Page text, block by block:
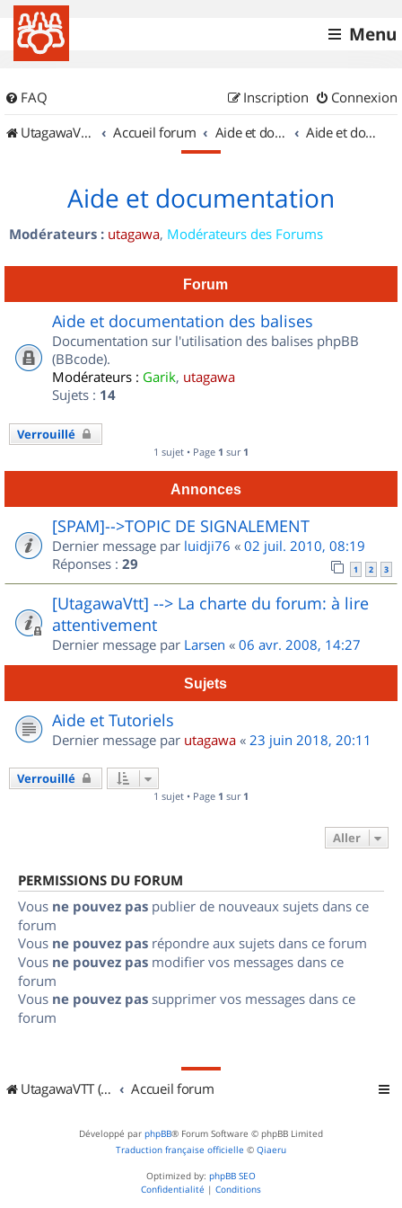
Menu
FAQ Connexion
Inscription
UtagawaVTT (Randos VTT et VTTAE avec traces GPS)
Accueil forum Aide et documentation Aide et documentation
Aide et documentation
Modérateurs : utagawa, Modérateurs des Forums
Forum
Aide et documentation des balises
Documentation sur l'utilisation des balises phpBB
(BBcode).
Modérateurs : Garik, utagawa
Sujets : 14
Verrouillé
1 sujet • Page 1 sur 1
Annonces
[SPAM]-->TOPIC DE SIGNALEMENT
Dernier message par luidji76 « 02 juil. 2010, 08:19
Réponses : 29 1 2 3
[UtagawaVtt] --> La charte du forum: à lire
attentivement
Dernier message par Larsen « 06 avr. 2008, 14:27
Sujets
Aide et Tutoriels
Dernier message par utagawa « 23 juin 2018, 20:11
Verrouillé
1 sujet • Page 1 sur 1
Aller
PERMISSIONS DU FORUM
Vous ne pouvez pas publier de nouveaux sujets dans ce
forum
Vous ne pouvez pas répondre aux sujets dans ce forum
Vous ne pouvez pas modifier vos messages dans ce
forum
Vous ne pouvez pas supprimer vos messages dans ce
forum
UtagawaVTT (Randos VTT et VTTAE avec traces GPS) Accueil forum
Développé par phpBB® Forum Software © phpBB Limited
Traduction française officielle © Qiaeru
Optimized by: phpBB SEO
Confidentialité | Conditions